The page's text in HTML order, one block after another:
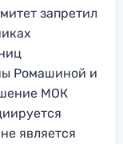
запретил
Ромашиной и
МОК
является